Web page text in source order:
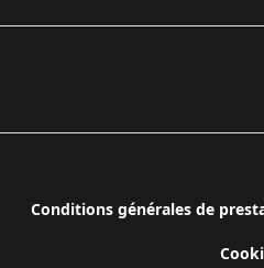
Conditions générales de